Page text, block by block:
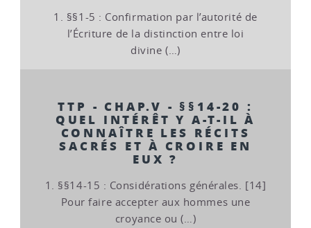
1. §§1-5 : Confirmation par l’autorité de
l’Écriture de la distinction entre loi
divine (…)
TTP - CHAP.V - §§14-20 :
QUEL INTÉRÊT Y A-T-IL À
CONNAÎTRE LES RÉCITS
SACRÉS ET À CROIRE EN
EUX ?
1. §§14-15 : Considérations générales. [14]
Pour faire accepter aux hommes une
croyance ou (…)